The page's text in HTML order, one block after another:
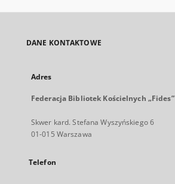
DANE KONTAKTOWE
Adres
Federacja Bibliotek Kościelnych „Fides”
Skwer kard. Stefana Wyszyńskiego 6
01-015 Warszawa
Telefon